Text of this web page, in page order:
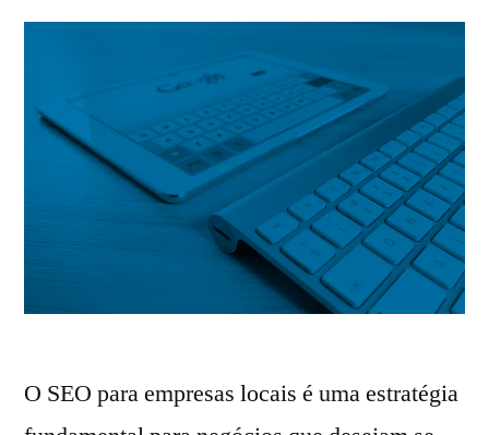
O SEO para empresas locais é uma estratégia